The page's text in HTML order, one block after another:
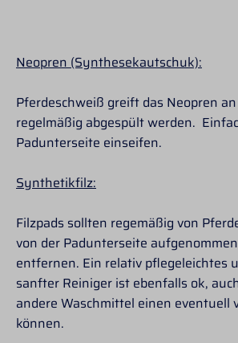
Neopren (Synthesekautschuk):
Pferdeschweiß greift das Neopren
regelmäßig abgespült werden.
Padunterseite einseifen.
Synthetikfilz:
Filzpads sollten regemäßig von
von der Padunterseite
entfernen. Ein relativ pflegeleichtes
sanfter Reiniger ist ebenfalls ok,
andere Waschmittel einen eventuell
können.